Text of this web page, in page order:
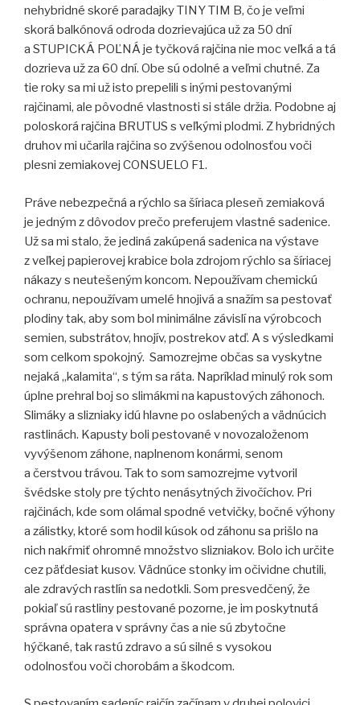
nehybridné skoré paradajky TINY TIM B, čo je veľmi
skorá balkónová odroda dozrievajúca už za 50 dní
a STUPICKÁ POĽNÁ je tyčková rajčina nie moc veľká a tá
dozrieva už za 60 dní. Obe sú odolné a veľmi chutné. Za
tie roky sa mi už isto prepelili s inými pestovanými
rajčinami, ale pôvodné vlastnosti si stále držia. Podobne aj
poloskorá rajčina BRUTUS s veľkými plodmi. Z hybridných
druhov mi učarila rajčina so zvýšenou odolnosťou voči
plesni zemiakovej CONSUELO F1.
Práve nebezpečná a rýchlo sa šíriaca pleseň zemiaková
je jedným z dôvodov prečo preferujem vlastné sadenice.
Už sa mi stalo, že jediná zakúpená sadenica na výstave
z veľkej papierovej krabice bola zdrojom rýchlo sa šíriacej
nákazy s neutešeným koncom. Nepoužívam chemickú
ochranu, nepoužívam umelé hnojivá a snažím sa pestovať
plodiny tak, aby som bol minimálne závislí na výrobcoch
semien, substrátov, hnojív, postrekov atď. A s výsledkami
som celkom spokojný. Samozrejme občas sa vyskytne
nejaká „kalamita“, s tým sa ráta. Napríklad minulý rok som
úplne prehral boj so slimákmi na kapustových záhonoch.
Slimáky a slizniaky idú hlavne po oslabených a vädnúcich
rastlinách. Kapusty boli pestované v novozaloženom
vyvýšenom záhone, naplnenom konármi, senom
a čerstvou trávou. Tak to som samozrejme vytvoril
švédske stoly pre týchto nenásytných živočíchov. Pri
rajčinách, kde som olámal spodné vetvičky, bočné výhony
a zálistky, ktoré som hodil kúsok od záhonu sa prišlo na
nich nakŕmiť ohromné množstvo slizniakov. Bolo ich určite
cez päťdesiat kusov. Vädnúce stonky im očividne chutili,
ale zdravých rastlín sa nedotkli. Som presvedčený, že
pokiaľ sú rastliny pestované pozorne, je im poskytnutá
správna opatera v správny čas a nie sú zbytočne
hýčkané, tak rastú zdravo a sú silné s vysokou
odolnosťou voči chorobám a škodcom.